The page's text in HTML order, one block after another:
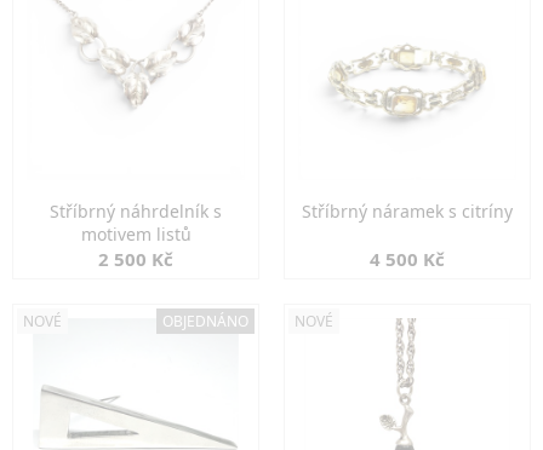
Stříbrný náhrdelník s
motivem listů
2 500 Kč
Stříbrný náramek s citríny
4 500 Kč
NOVÉ OBJEDNÁNO NOVÉ